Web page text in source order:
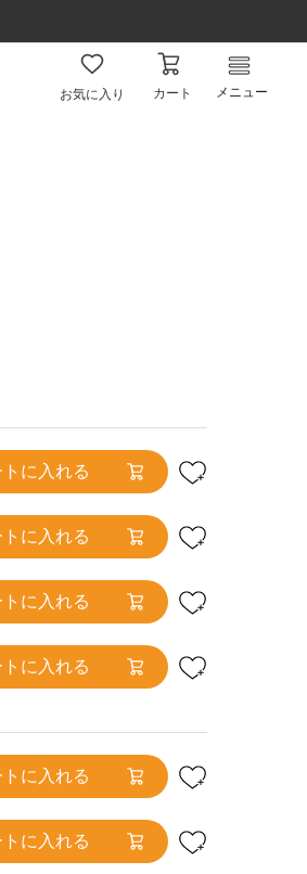
お気に入り カート メニュー
トに入れる
トに入れる
トに入れる
トに入れる
トに入れる
トに入れる